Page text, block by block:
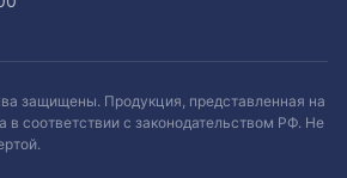
защищены. Продукция, представленная на
в соответствии с законодательством РФ. Не